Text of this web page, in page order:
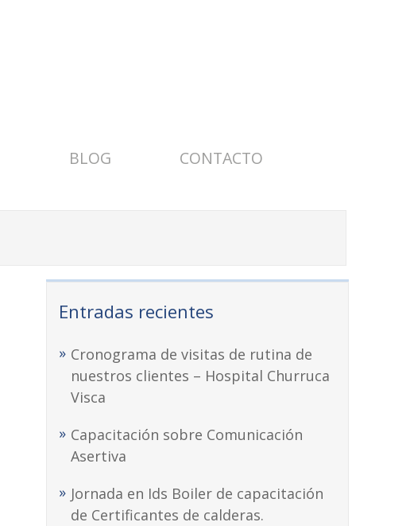
BLOG CONTACTO
Entradas recientes
Cronograma de visitas de rutina de
nuestros clientes – Hospital Churruca
Visca
Capacitación sobre Comunicación
Asertiva
Jornada en Ids Boiler de capacitación
de Certificantes de calderas.